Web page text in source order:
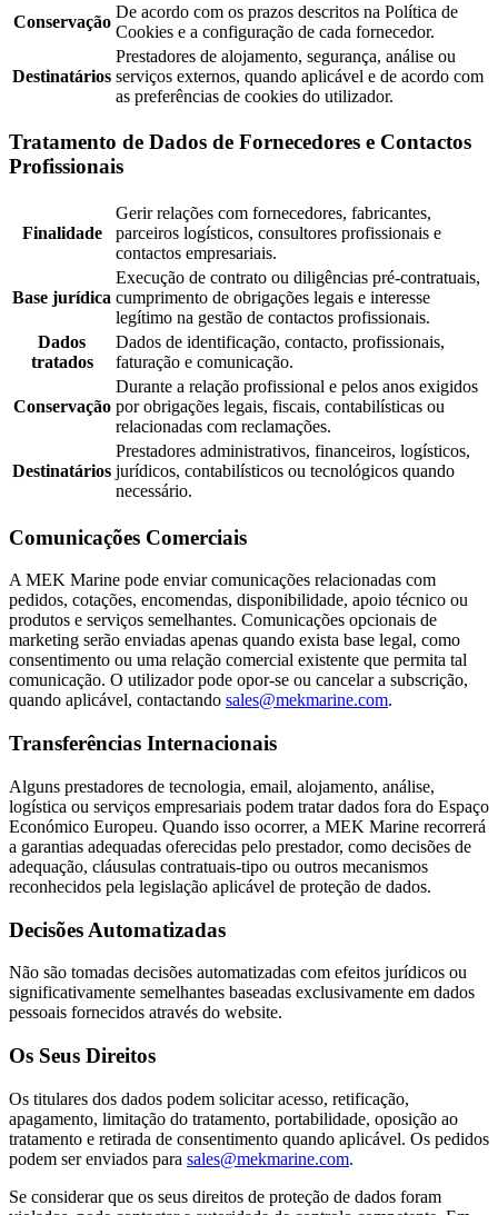
Conservação
De acordo com os prazos descritos na Política de
Cookies e a configuração de cada fornecedor.
Destinatários
Prestadores de alojamento, segurança, análise ou
serviços externos, quando aplicável e de acordo com
as preferências de cookies do utilizador.
Tratamento de Dados de Fornecedores e Contactos
Profissionais
Finalidade
Gerir relações com fornecedores, fabricantes,
parceiros logísticos, consultores profissionais e
contactos empresariais.
Base jurídica
Execução de contrato ou diligências pré-contratuais,
cumprimento de obrigações legais e interesse
legítimo na gestão de contactos profissionais.
Dados
tratados
Dados de identificação, contacto, profissionais,
faturação e comunicação.
Conservação
Durante a relação profissional e pelos anos exigidos
por obrigações legais, fiscais, contabilísticas ou
relacionadas com reclamações.
Destinatários
Prestadores administrativos, financeiros, logísticos,
jurídicos, contabilísticos ou tecnológicos quando
necessário.
Comunicações Comerciais
A MEK Marine pode enviar comunicações relacionadas com
pedidos, cotações, encomendas, disponibilidade, apoio técnico ou
produtos e serviços semelhantes. Comunicações opcionais de
marketing serão enviadas apenas quando exista base legal, como
consentimento ou uma relação comercial existente que permita tal
comunicação. O utilizador pode opor-se ou cancelar a subscrição,
quando aplicável, contactando sales@mekmarine.com.
Transferências Internacionais
Alguns prestadores de tecnologia, email, alojamento, análise,
logística ou serviços empresariais podem tratar dados fora do Espaço
Económico Europeu. Quando isso ocorrer, a MEK Marine recorrerá
a garantias adequadas oferecidas pelo prestador, como decisões de
adequação, cláusulas contratuais-tipo ou outros mecanismos
reconhecidos pela legislação aplicável de proteção de dados.
Decisões Automatizadas
Não são tomadas decisões automatizadas com efeitos jurídicos ou
significativamente semelhantes baseadas exclusivamente em dados
pessoais fornecidos através do website.
Os Seus Direitos
Os titulares dos dados podem solicitar acesso, retificação,
apagamento, limitação do tratamento, portabilidade, oposição ao
tratamento e retirada de consentimento quando aplicável. Os pedidos
podem ser enviados para sales@mekmarine.com.
Se considerar que os seus direitos de proteção de dados foram